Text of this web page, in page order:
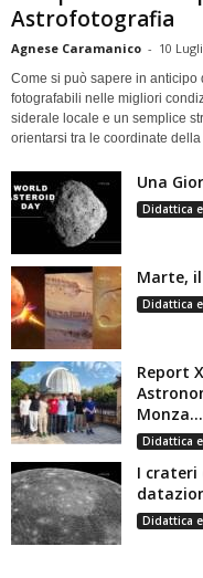
Astrofotografia
Agnese Caramanico - 10
Come si può sapere in
fotografabili nelle migliori
siderale locale e un semplice
orientarsi tra le coordinate
Una
Didattica
Marte,
Didattica
Report
Monza...
Didattica
I crateri
Didattica